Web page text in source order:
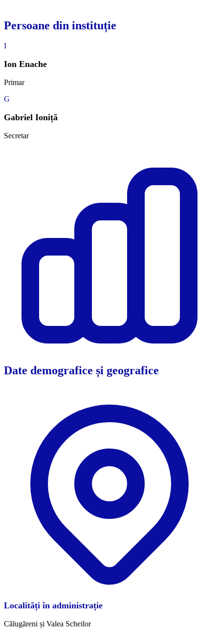
Persoane din instituție
I
Ion Enache
Primar
G
Gabriel Ioniță
Secretar
Date demografice și geografice
Localități în administrație
Călugăreni și Valea Scheilor